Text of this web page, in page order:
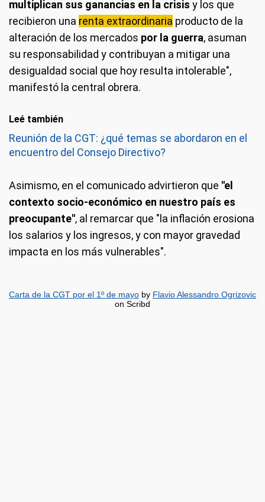
multiplican sus ganancias en la crisis y los que
recibieron una renta extraordinaria producto de la
alteración de los mercados por la guerra, asuman
su responsabilidad y contribuyan a mitigar una
desigualdad social que hoy resulta intolerable",
manifestó la central obrera.
Leé también
Reunión de la CGT: ¿qué temas se abordaron en el
encuentro del Consejo Directivo?
Asimismo, en el comunicado advirtieron que "el
contexto socio-económico en nuestro país es
preocupante", al remarcar que "la inflación erosiona
los salarios y los ingresos, y con mayor gravedad
impacta en los más vulnerables".
Carta de la CGT por el 1º de mayo by Flavio Alessandro Ogrizovic
on Scribd